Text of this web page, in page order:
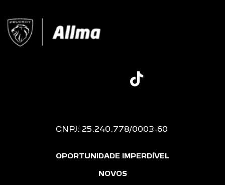
CNPJ: 25.240.778/0003-60
OPORTUNIDADE IMPERDÍVEL
NOVOS